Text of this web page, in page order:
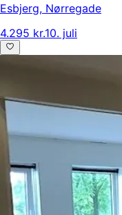
Esbjerg, Nørregade
4.295 kr.10. juli